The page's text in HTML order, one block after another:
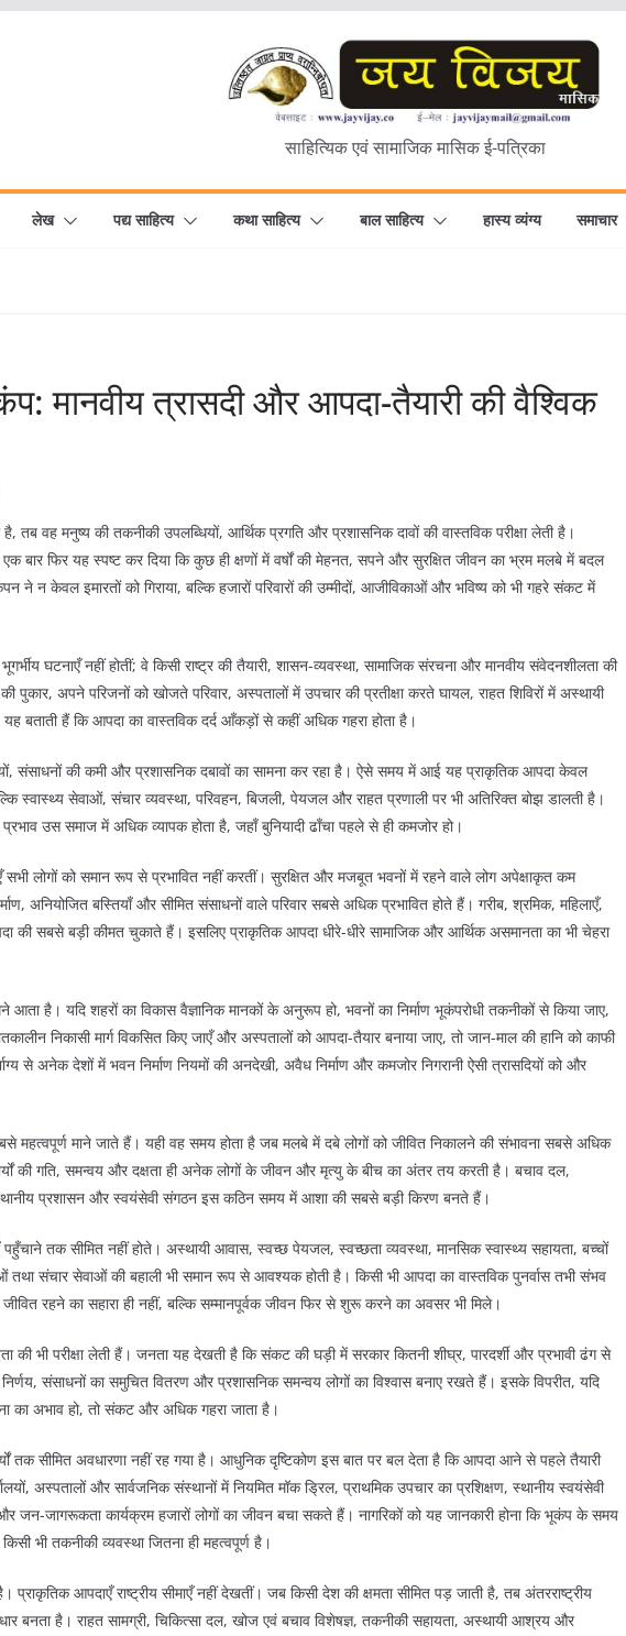
साहित्यिक एवं सामाजिक मासिक ई-पत्रिका
लेख पद्य साहित्य कथा साहित्य बाल साहित्य हास्य व्यंग्य समाचार
मानवीय त्रासदी और आपदा-तैयारी की वैश्विक
तब वह मनुष्य की तकनीकी उपलब्धियों, आर्थिक प्रगति और प्रशासनिक दावों की वास्तविक परीक्षा लेती है।
बार फिर यह स्पष्ट कर दिया कि कुछ ही क्षणों में वर्षों की मेहनत, सपने और सुरक्षित जीवन का भ्रम मलबे में बदल
केवल इमारतों को गिराया, बल्कि हजारों परिवारों की उम्मीदों, आजीविकाओं और भविष्य को भी गहरे संकट में
घटनाएँ नहीं होतीं; वे किसी राष्ट्र की तैयारी, शासन-व्यवस्था, सामाजिक संरचना और मानवीय संवेदनशीलता की
की पुकार, अपने परिजनों को खोजते परिवार, अस्पतालों में उपचार की प्रतीक्षा करते घायल, राहत शिविरों में अस्थायी
बताती हैं कि आपदा का वास्तविक दर्द आँकड़ों से कहीं अधिक गहरा होता है।
संसाधनों की कमी और प्रशासनिक दबावों का सामना कर रहा है। ऐसे समय में आई यह प्राकृतिक आपदा केवल
स्वास्थ्य सेवाओं, संचार व्यवस्था, परिवहन, बिजली, पेयजल और राहत प्रणाली पर भी अतिरिक्त बोझ डालती है।
उस समाज में अधिक व्यापक होता है, जहाँ बुनियादी ढाँचा पहले से ही कमजोर हो।
लोगों को समान रूप से प्रभावित नहीं करतीं। सुरक्षित और मजबूत भवनों में रहने वाले लोग अपेक्षाकृत कम
अनियोजित बस्तियाँ और सीमित संसाधनों वाले परिवार सबसे अधिक प्रभावित होते हैं। गरीब, श्रमिक, महिलाएँ,
की सबसे बड़ी कीमत चुकाते हैं। इसलिए प्राकृतिक आपदा धीरे-धीरे सामाजिक और आर्थिक असमानता का भी चेहरा
आता है। यदि शहरों का विकास वैज्ञानिक मानकों के अनुरूप हो, भवनों का निर्माण भूकंपरोधी तकनीकों से किया जाए,
निकासी मार्ग विकसित किए जाएँ और अस्पतालों को आपदा-तैयार बनाया जाए, तो जान-माल की हानि को काफी
से अनेक देशों में भवन निर्माण नियमों की अनदेखी, अवैध निर्माण और कमजोर निगरानी ऐसी त्रासदियों को और
माने जाते हैं। यही वह समय होता है जब मलबे में दबे लोगों को जीवित निकालने की संभावना सबसे अधिक
की गति, समन्वय और दक्षता ही अनेक लोगों के जीवन और मृत्यु के बीच का अंतर तय करती है। बचाव दल,
प्रशासन और स्वयंसेवी संगठन इस कठिन समय में आशा की सबसे बड़ी किरण बनते हैं।
तक सीमित नहीं होते। अस्थायी आवास, स्वच्छ पेयजल, स्वच्छता व्यवस्था, मानसिक स्वास्थ्य सहायता, बच्चों
संचार सेवाओं की बहाली भी समान रूप से आवश्यक होती है। किसी भी आपदा का वास्तविक पुनर्वास तभी संभव
रहने का सहारा ही नहीं, बल्कि सम्मानपूर्वक जीवन फिर से शुरू करने का अवसर भी मिले।
की भी परीक्षा लेती हैं। जनता यह देखती है कि संकट की घड़ी में सरकार कितनी शीघ्र, पारदर्शी और प्रभावी ढंग से
संसाधनों का समुचित वितरण और प्रशासनिक समन्वय लोगों का विश्वास बनाए रखते हैं। इसके विपरीत, यदि
का अभाव हो, तो संकट और अधिक गहरा जाता है।
तक सीमित अवधारणा नहीं रह गया है। आधुनिक दृष्टिकोण इस बात पर बल देता है कि आपदा आने से पहले तैयारी
अस्पतालों और सार्वजनिक संस्थानों में नियमित मॉक ड्रिल, प्राथमिक उपचार का प्रशिक्षण, स्थानीय स्वयंसेवी
जन-जागरूकता कार्यक्रम हजारों लोगों का जीवन बचा सकते हैं। नागरिकों को यह जानकारी होना कि भूकंप के समय
भी तकनीकी व्यवस्था जितना ही महत्वपूर्ण है।
प्राकृतिक आपदाएँ राष्ट्रीय सीमाएँ नहीं देखतीं। जब किसी देश की क्षमता सीमित पड़ जाती है, तब अंतरराष्ट्रीय
बनता है। राहत सामग्री, चिकित्सा दल, खोज एवं बचाव विशेषज्ञ, तकनीकी सहायता, अस्थायी आश्रय और